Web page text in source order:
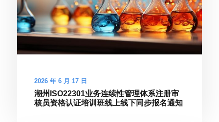
2026 年 6 月 17 日
潮州ISO22301业务连续性管理体系注册审
核员资格认证培训班线上线下同步报名通知